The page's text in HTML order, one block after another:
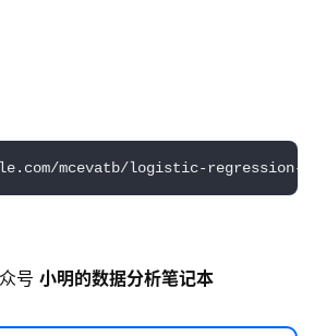
mcevatb/logistic-regression-
号 小明的数据分析笔记本